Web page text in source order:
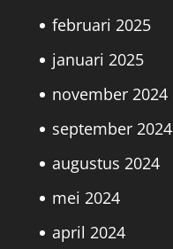
februari 2025
januari 2025
november 2024
september 2024
augustus 2024
mei 2024
april 2024